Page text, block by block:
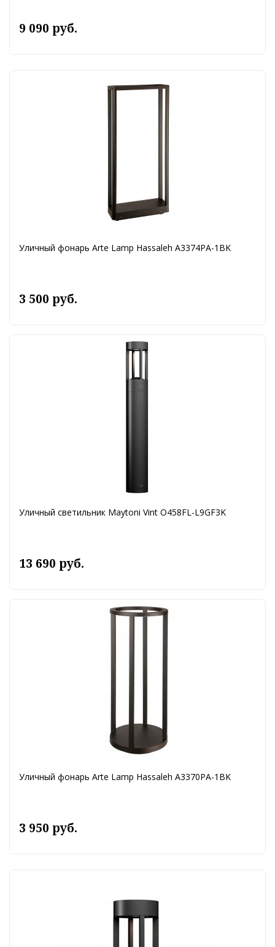
9 090 руб.
Уличный фонарь Arte Lamp Hassaleh A3374PA-1BK
3 500 руб.
Уличный светильник Maytoni Vint O458FL-L9GF3K
13 690 руб.
Уличный фонарь Arte Lamp Hassaleh A3370PA-1BK
3 950 руб.